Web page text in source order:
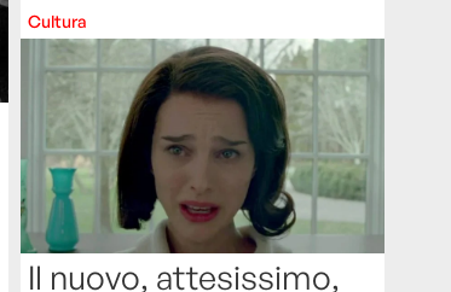
Cultura
Il nuovo, attesissimo,